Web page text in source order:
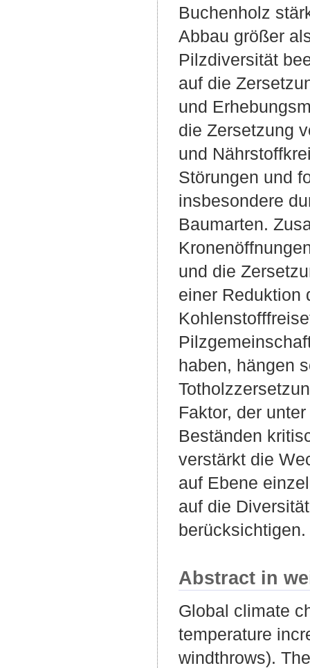
Buchenholz
Abbau größer
Pilzdiversität
auf die
und
die Zersetzung
und
Störungen und
insbesondere
Baumarten.
und die
einer Reduktion
haben, hängen
Faktor, der
Beständen
verstärkt die
auf Ebene
auf die
berücksichtigen.
Abstract in
Global climate
temperature
windthrows).